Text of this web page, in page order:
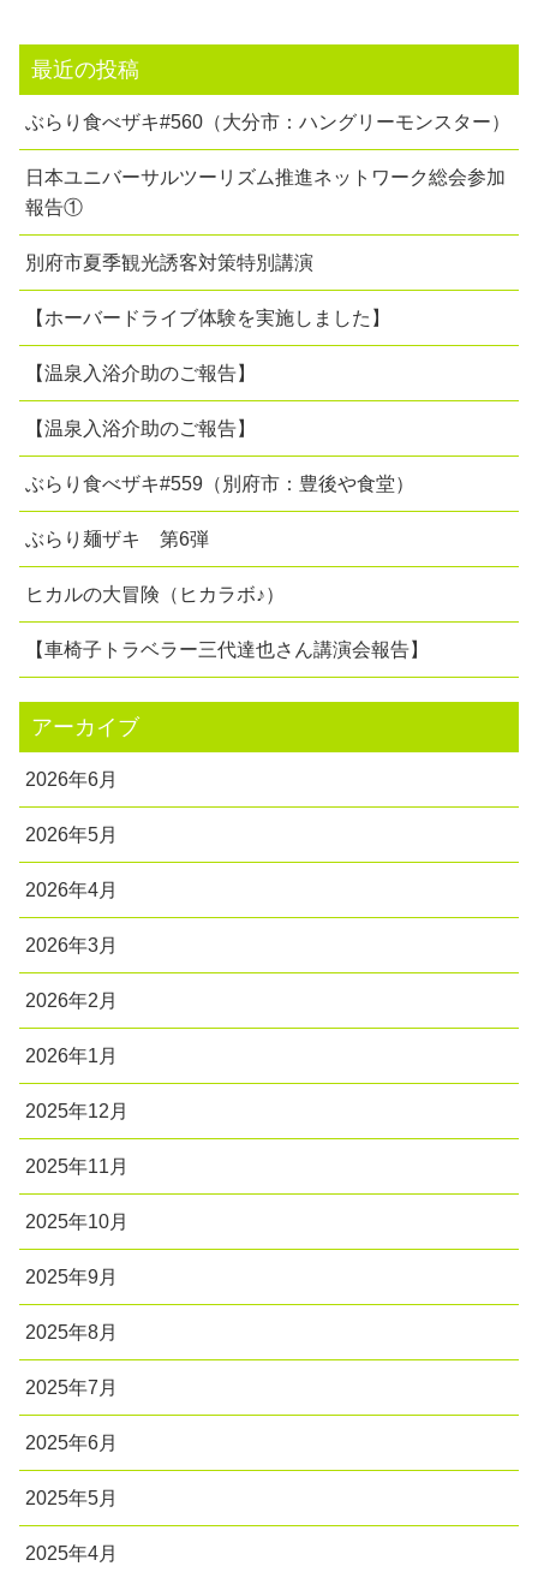
最近の投稿
ぶらり食べザキ#560（大分市：ハングリーモンスター）
日本ユニバーサルツーリズム推進ネットワーク総会参加
報告①
別府市夏季観光誘客対策特別講演
【ホーバードライブ体験を実施しました】
【温泉入浴介助のご報告】
【温泉入浴介助のご報告】
ぶらり食べザキ#559（別府市：豊後や食堂）
ぶらり麺ザキ 第6弾
ヒカルの大冒険（ヒカラボ♪）
【車椅子トラベラー三代達也さん講演会報告】
アーカイブ
2026年6月
2026年5月
2026年4月
2026年3月
2026年2月
2026年1月
2025年12月
2025年11月
2025年10月
2025年9月
2025年8月
2025年7月
2025年6月
2025年5月
2025年4月